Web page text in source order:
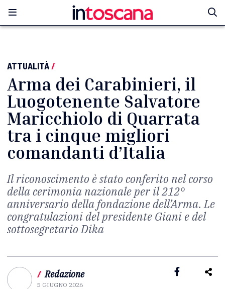
ATTUALITÀ/
Arma dei Carabinieri, il
Luogotenente Salvatore
Maricchiolo di Quarrata
tra i cinque migliori
comandanti d’Italia
Il riconoscimento è stato conferito nel corso
della cerimonia nazionale per il 212°
anniversario della fondazione dell’Arma. Le
congratulazioni del presidente Giani e del
sottosegretario Dika
/ Redazione
5 GIUGNO 2026